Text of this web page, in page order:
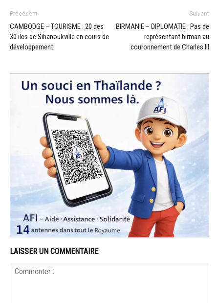
Précédent
CAMBODGE – TOURISME : 20 des
30 iles de Sihanoukville en cours de
développement
Suivant
BIRMANIE – DIPLOMATIE : Pas de
représentant birman au
couronnement de Charles III
LAISSER UN COMMENTAIRE